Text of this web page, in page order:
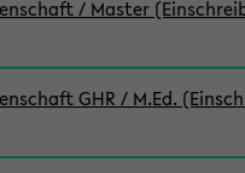
/ Master
GHR / M.Ed.